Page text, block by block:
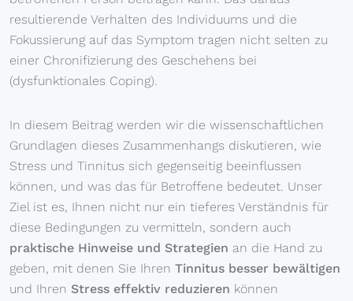
resultierende Verhalten des Individuums und die
Fokussierung auf das Symptom tragen nicht selten zu
einer Chronifizierung des Geschehens bei
(dysfunktionales Coping).
In diesem Beitrag werden wir die wissenschaftlichen
Grundlagen dieses Zusammenhangs diskutieren, wie
Stress und Tinnitus sich gegenseitig beeinflussen
können, und was das für Betroffene bedeutet. Unser
Ziel ist es, Ihnen nicht nur ein tieferes Verständnis für
diese Bedingungen zu vermitteln, sondern auch
praktische Hinweise und Strategien an die Hand zu
geben, mit denen Sie Ihren Tinnitus besser bewältigen
und Ihren Stress effektiv reduzieren können